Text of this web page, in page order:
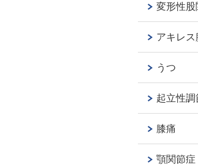
変形性股
アキレス
うつ
起立性
膝痛
顎関節症